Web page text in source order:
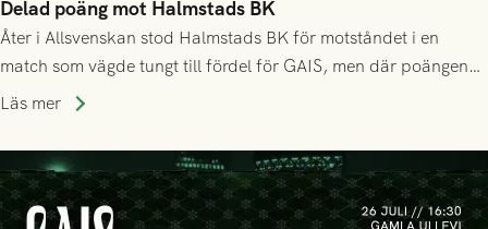
Delad poäng mot Halmstads BK
Åter i Allsvenskan stod Halmstads BK för motståndet i en
match som vägde tungt till fördel för GAIS, men där poängen
delades efter dramatik på tilläggstid.
Läs mer